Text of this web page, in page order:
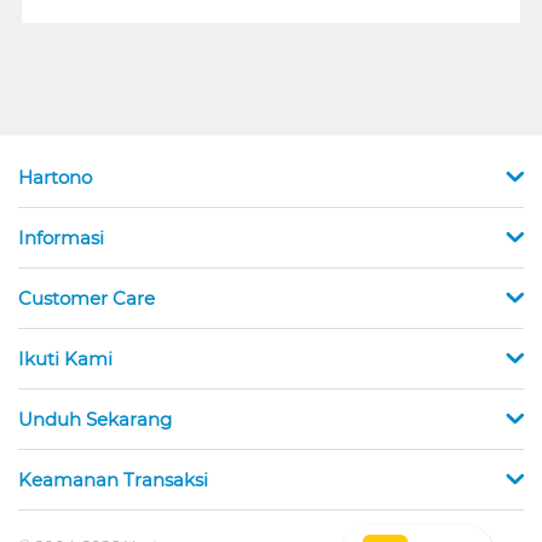
Hartono
Informasi
Customer Care
Ikuti Kami
Unduh Sekarang
Keamanan Transaksi